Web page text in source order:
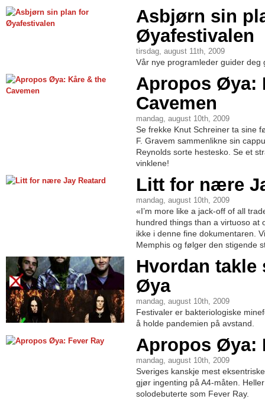
Asbjørn sin
Øyafestivalen
tirsdag, august 11th, 2009
Vår nye programleder guider deg
Apropos Øya:
Cavemen
mandag, august 10th, 2009
Se frekke Knut Schreiner ta sine
F. Gravem sammenlikne sin
Reynolds sorte hestesko. Se et
vinklene!
Litt for nære
mandag, august 10th, 2009
«I’m more like a jack-off of all
hundred things than a virtuoso at
ikke i denne fine dokumentaren.
Memphis og følger den stigende
Hvordan takle
Øya
mandag, august 10th, 2009
Festivaler er bakteriologiske
å holde pandemien på avstand.
Apropos Øya:
mandag, august 10th, 2009
Sveriges kanskje mest
gjør ingenting på A4-måten.
solodebuterte som Fever Ray.